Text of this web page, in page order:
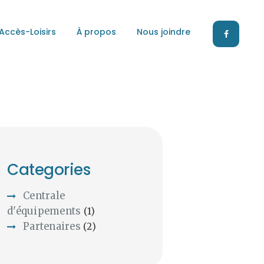
Loisirs À propos Nous joindre
Categories
Centrale
d'équipements (1)
Partenaires (2)